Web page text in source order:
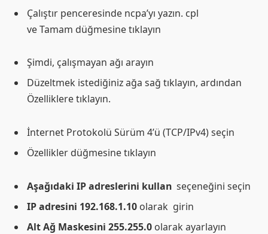
Çalıştır penceresinde ncpa’yı yazın. cpl
ve Tamam düğmesine tıklayın
Şimdi, çalışmayan ağı arayın
Düzeltmek istediğiniz ağa sağ tıklayın, ardından
Özelliklere tıklayın.
İnternet Protokolü Sürüm 4’ü (TCP/IPv4) seçin
Özellikler düğmesine tıklayın
Aşağıdaki IP adreslerini kullan seçeneğini seçin
IP adresini 192.168.1.10 olarak girin
Alt Ağ Maskesini 255.255.0 olarak ayarlayın